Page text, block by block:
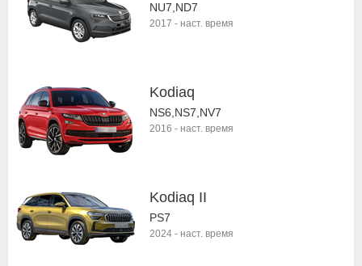
NU7,ND7
2017 - наст. время
Kodiaq
NS6,NS7,NV7
2016 - наст. время
Kodiaq II
PS7
2024 - наст. время